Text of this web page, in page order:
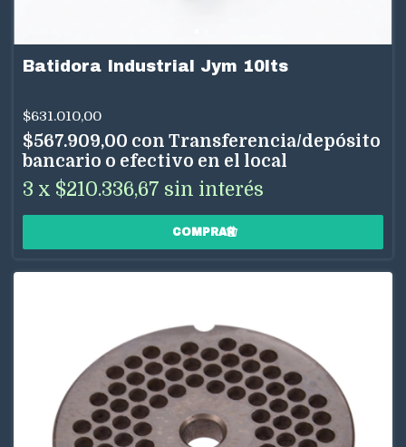
Batidora Industrial Jym 10lts
$631.010,00
$567.909,00 con Transferencia/depósito
bancario o efectivo en el local
3 x $210.336,67 sin interés